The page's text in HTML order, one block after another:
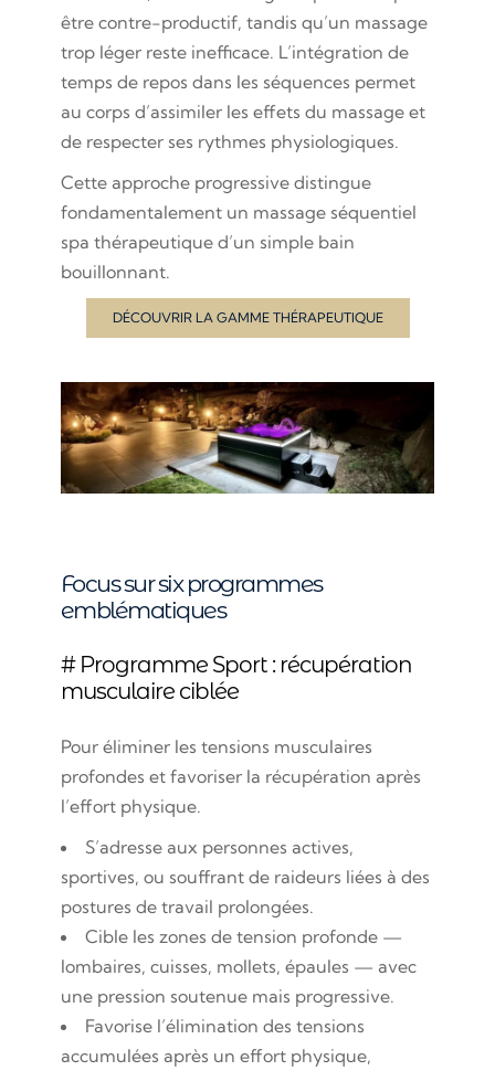
être contre-productif, tandis qu’un massage
trop léger reste inefficace. L’intégration de
temps de repos dans les séquences permet
au corps d’assimiler les effets du massage et
de respecter ses rythmes physiologiques.
Cette approche progressive distingue
fondamentalement un massage séquentiel
spa thérapeutique d’un simple bain
bouillonnant.
DÉCOUVRIR LA GAMME THÉRAPEUTIQUE
Focus sur six programmes
emblématiques
# Programme Sport : récupération
musculaire ciblée
Pour éliminer les tensions musculaires
profondes et favoriser la récupération après
l’effort physique.
S’adresse aux personnes actives,
sportives, ou souffrant de raideurs liées à des
postures de travail prolongées.
Cible les zones de tension profonde —
lombaires, cuisses, mollets, épaules — avec
une pression soutenue mais progressive.
Favorise l’élimination des tensions
accumulées après un effort physique,